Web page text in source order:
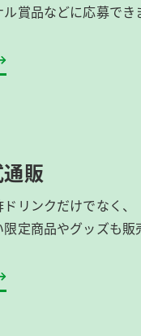
賞品などに応募でき
販
リンクだけでなく、
定商品やグッズも販